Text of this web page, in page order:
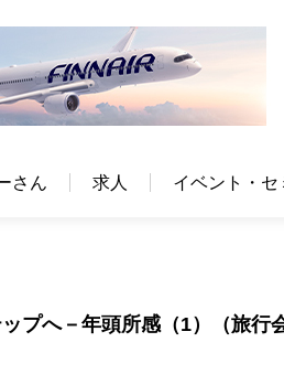
さん 求人 イベント・セ
プへ－年頭所感（1）（旅行